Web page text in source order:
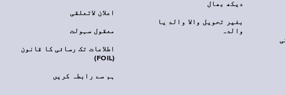
دیکھ بھال
بغیر تحویل والا والد یا
والدہ
اعلان لاتعلقی
معقول سہولت
اطلاعات تک رسائی کا قانون
(FOIL)
ہم سے رابطہ کریں